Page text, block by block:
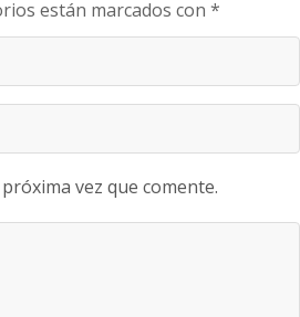
están marcados con *
vez que comente.